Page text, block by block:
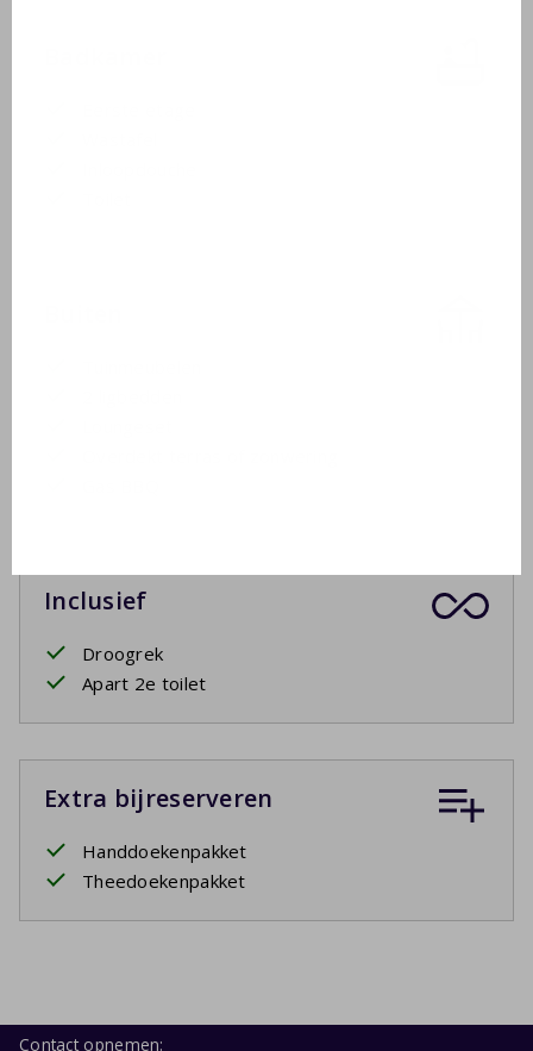
Inclusief
Droogrek
Apart 2e toilet
Extra bijreserveren
Handdoekenpakket
Theedoekenpakket
Contact opnemen: